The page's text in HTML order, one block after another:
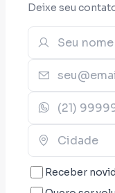
Deixe seu
Receber